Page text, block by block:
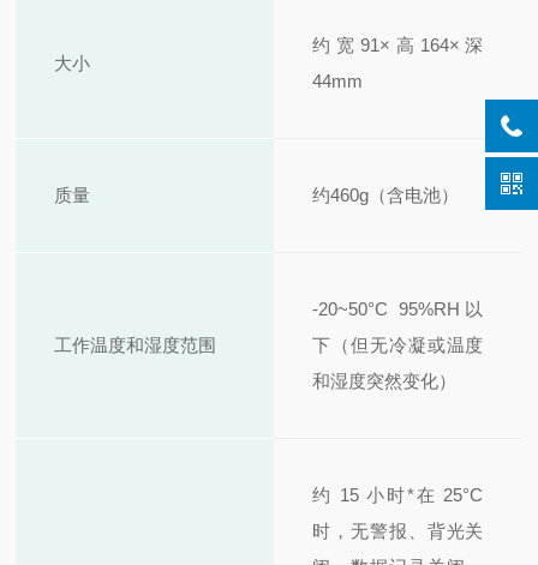
大小
约宽91×高164×深
44mm
质量 约460g（含电池）
工作温度和湿度范围
-20~50°C 95%RH以
下（但无冷凝或温度
和湿度突然变化）
约 15 小时*在 25°C
时，无警报、背光关